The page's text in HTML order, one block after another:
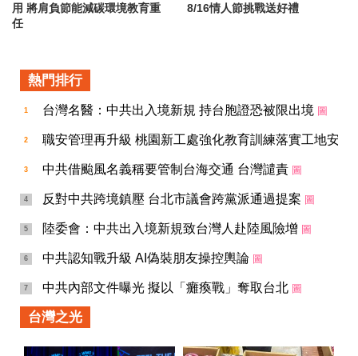
8/16情人節挑戰送好禮
用 將肩負節能減碳環境教育重
任
熱門排行
1 台灣名醫：中共出入境新規 持台胞證恐被限出境 圖
2 職安管理再升級 桃園新工處強化教育訓練落實工地安全
3 中共借颱風名義稱要管制台海交通 台灣譴責 圖
4 反對中共跨境鎮壓 台北市議會跨黨派通過提案 圖
5 陸委會：中共出入境新規致台灣人赴陸風險增 圖
6 中共認知戰升級 AI偽裝朋友操控輿論 圖
7 中共內部文件曝光 擬以「癱瘓戰」奪取台北 圖
台灣之光